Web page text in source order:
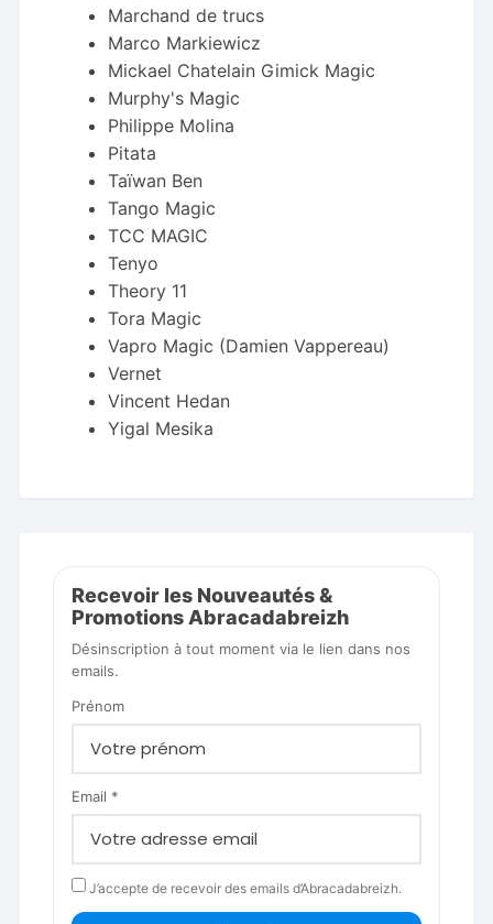
Marchand de trucs
Marco Markiewicz
Mickael Chatelain Gimick Magic
Murphy's Magic
Philippe Molina
Pitata
Taïwan Ben
Tango Magic
TCC MAGIC
Tenyo
Theory 11
Tora Magic
Vapro Magic (Damien Vappereau)
Vernet
Vincent Hedan
Yigal Mesika
Recevoir les Nouveautés &
Promotions Abracadabreizh
Désinscription à tout moment via le lien dans nos
emails.
Prénom
Email *
J’accepte de recevoir des emails d’Abracadabreizh.